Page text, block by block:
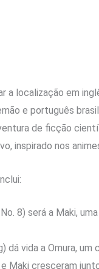
a localização em
e português
de ficção
inspirado nos
8) será a Maki,
dá vida a Omura,
Maki cresceram